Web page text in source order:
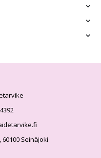
Seinäjoki